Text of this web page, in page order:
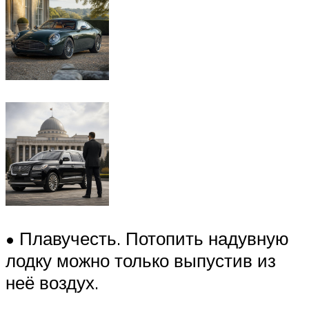
• Плавучесть. Потопить надувную
лодку можно только выпустив из
неё воздух.